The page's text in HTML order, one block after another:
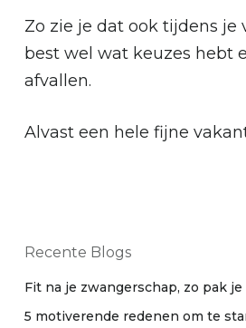
Zo zie je dat ook tijdens je
best wel wat keuzes hebt
afvallen.
Alvast een hele fijne
Recente Blogs
Fit na je zwangerschap, zo pak
5 motiverende redenen om te